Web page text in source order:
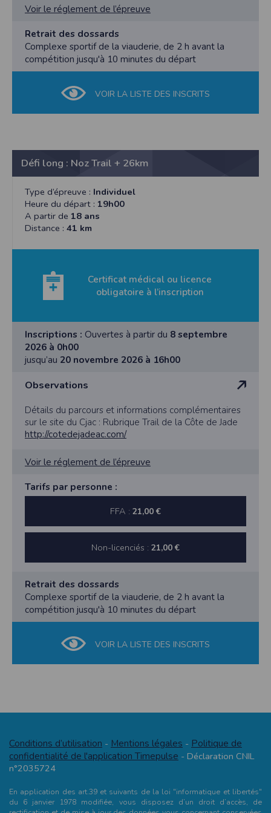
Voir le réglement de l’épreuve
Retrait des dossards
Complexe sportif de la viauderie, de 2 h avant la
compétition jusqu'à 10 minutes du départ
VOIR LA LISTE DES INSCRITS
Défi long : Noz Trail + 26km
Type d’épreuve : Individuel
Heure du départ : 19h00
A partir de 18 ans
Distance : 41 km
Certificat médical ou licence
obligatoire à l’inscription
Inscriptions : Ouvertes à partir du 8 septembre
2026 à 0h00
jusqu’au 20 novembre 2026 à 16h00
Observations
Détails du parcours et informations complémentaires
sur le site du Cjac : Rubrique Trail de la Côte de Jade
http://cotedejadeac.com/
Voir le réglement de l’épreuve
Tarifs par personne :
FFA : 21,00 €
Non-licenciés : 21,00 €
Retrait des dossards
Complexe sportif de la viauderie, de 2 h avant la
compétition jusqu'à 10 minutes du départ
VOIR LA LISTE DES INSCRITS
Conditions d’utilisation - Mentions légales - Politique de
confidentialité de l'application Timepulse - Déclaration CNIL
n°2035724
En application des art.39 et suivants de la loi "informatique et libertés"
du 6 janvier 1978 modifiée, vous disposez d’un droit d’accès, de